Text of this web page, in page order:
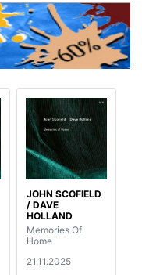
JOHN SCOFIELD
/ DAVE
HOLLAND
Memories Of
Home
21.11.2025